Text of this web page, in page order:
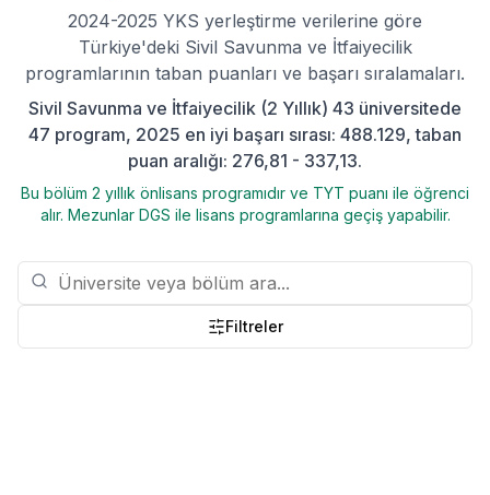
2024-2025 YKS yerleştirme verilerine göre
Türkiye'deki Sivil Savunma ve İtfaiyecilik
programlarının taban puanları ve başarı sıralamaları.
Sivil Savunma ve İtfaiyecilik (2 Yıllık) 43 üniversitede
47 program, 2025 en iyi başarı sırası: 488.129, taban
puan aralığı: 276,81 - 337,13.
Bu bölüm 2 yıllık önlisans programıdır ve TYT puanı ile öğrenci
alır. Mezunlar DGS ile lisans programlarına geçiş yapabilir.
Filtreler